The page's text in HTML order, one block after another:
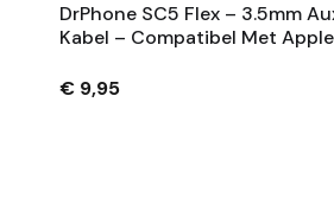
DrPhone SC5 Flex – 3.5mm
Kabel – Compatibel Met Apple
Gevlochten – 1M – Zilver
€ 9,95